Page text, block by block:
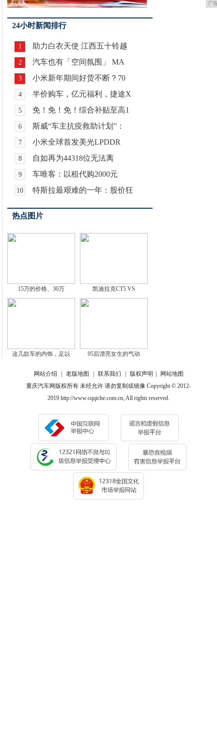
广
24小时新闻排行
1 助力白衣天使 江西五十铃越
2 汽车也有「空间氛围」 MA
3 小米新年期间好货不断？70
4 半价购车，亿元福利，捷途X
5 免！免！免！综合补贴至高1
6 斯威“车主抗疫救助计划”：
7 小米全球首发美光LPDDR
8 自如再为44318位无法离
9 车唯客：以租代购2000元
10 特斯拉最艰难的一年：股价狂
热点图片
15万的价格、30万 凯迪拉克CT5 VS
这几款车的内饰，足以 95后漂亮女生的气动
网站介绍 老版地图 联系我们 版权声明
网站地图
重庆汽车网版权所有 未经允许 请勿复制或镜像 Copyright © 2012-
2019 http://www.cqqiche.com.cn, All rights reserved.